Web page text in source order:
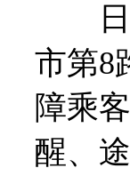
日前
市第8
障乘
醒、